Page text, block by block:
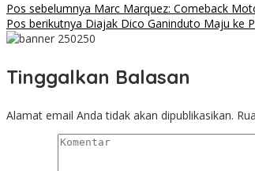
Pos sebelumnya Marc Marquez: Comeback
Pos berikutnya Diajak Dico Ganinduto Maju ke
Tinggalkan Balasan
Alamat email Anda tidak akan dipublikasikan.